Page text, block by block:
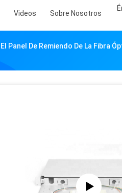
Videos Sobre Nosotros
El Panel De Remiendo De La Fibra